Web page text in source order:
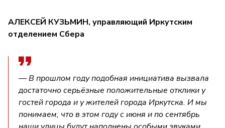
АЛЕКСЕЙ КУЗЬМИН, управляющий Иркутским
отделением Сбера
— В прошлом году подобная инициатива вызвала
достаточно серьёзные положительные отклики у
гостей города и у жителей города Иркутска. И мы
понимаем, что в этом году с июня и по сентябрь